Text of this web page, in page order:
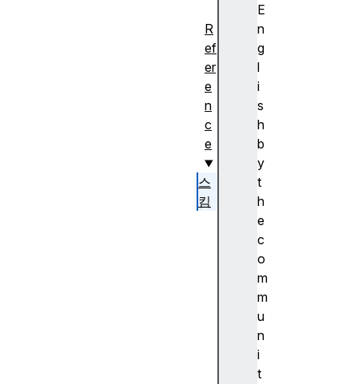
E
n
g
l
i
s
h
b
y
t
h
e
c
o
m
m
u
n
i
t
R
ef
er
e
n
c
e
스
킴